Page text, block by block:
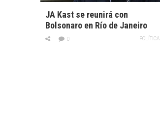
JA Kast se reunirá con
Bolsonaro en Río de Janeiro
POLÍTICA
0